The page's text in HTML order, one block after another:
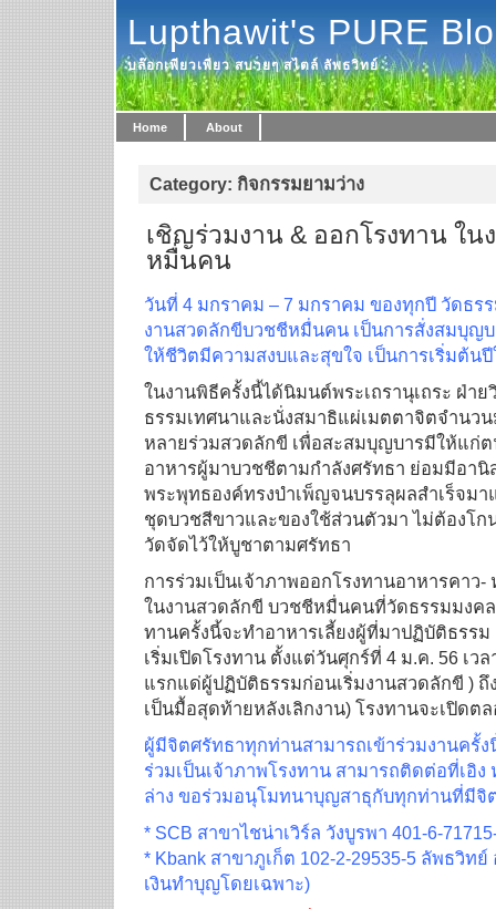
Lupthawit's PURE
บล๊อกเพียวเพียว สบายๆ สไตล์ ลัพธวิทย์
Home About
Category: กิจกรรมยามว่าง
เชิญร่วมงาน & ออกโรงทาน ใ
หมื่นคน
วันที่ 4 มกราคม – 7 มกราคม ของทุกปี วัดธร
งานสวดลักขีบวชชีหมื่นคน เป็นการสั่งสมบุญ
ให้ชีวิตมีความสงบและสุขใจ เป็นการเริ่มต้น
ในงานพิธีครั้งนี้ได้นิมนต์พระเถรานุเถระ ฝ่า
ธรรมเทศนาและนั่งสมาธิแผ่เมตตาจิตจำนว
หลายร่วมสวดลักขี เพื่อสะสมบุญบารมีให้แก่ต
อาหารผู้มาบวชชีตามกำลังศรัทธา ย่อมมีอา
พระพุทธองค์ทรงบำเพ็ญจนบรรลุผลสำเร็จมา
ชุดบวชสีขาวและของใช้ส่วนตัวมา ไม่ต้องโก
วัดจัดไว้ให้บูชาตามศรัทธา
การร่วมเป็นเจ้าภาพออกโรงทานอาหารคาว-
ในงานสวดลักขี บวชชีหมื่นคนที่วัดธรรมมงคล
ทานครั้งนี้จะทำอาหารเลี้ยงผู้ที่มาปฏิบัติธรร
เริ่มเปิดโรงทาน ตั้งแต่วันศุกร์ที่ 4 ม.ค. 56 เวล
แรกแด่ผู้ปฏิบัตธรรมก่อนเริ่มงานสวดลักขี ) ถึ
เป็นมื้อสุดท้ายหลังเลิกงาน) โรงทานจะเปิดต
ผู้มีจิตศรัทธาทุกท่านสามารถเข้าร่วมงานครั้
ร่วมเป็นเจ้าภาพโรงทาน สามารถติดต่อที่เอิ
ล่าง ขอร่วมอนุโมทนาบุญสาธุกับทุกท่านที่มีจิ
* SCB สาขาไชน่าเวิร์ล วังบูรพา 401-6-
* Kbank สาขาภูเก็ต 102-2-29535-5 ลัพธวิทย์
เงินทำบุญโดยเฉพาะ)